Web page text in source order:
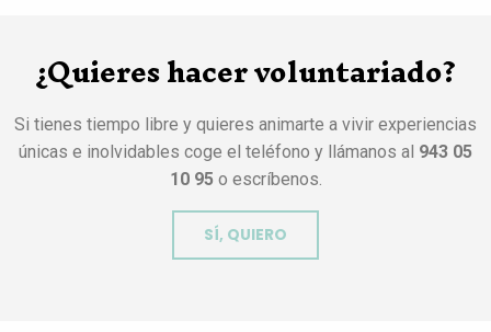
¿Quieres hacer voluntariado?
Si tienes tiempo libre y quieres animarte a vivir experiencias
únicas e inolvidables coge el teléfono y llámanos al 943 05
10 95 o escríbenos.
SÍ, QUIERO